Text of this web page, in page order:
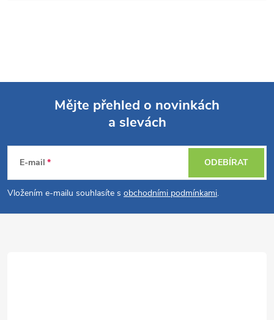
p
a
Mějte přehled o novinkách
a slevách
E-mail
Vložením e-mailu souhlasíte s obchodními podmínkami.
ODEBÍRAT